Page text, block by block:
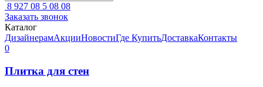
8 927 08 5 08 08
Заказать звонок
Каталог
ДизайнерамАкцииНовостиГде КупитьДоставкаКонтакты
0
Плитка для стен